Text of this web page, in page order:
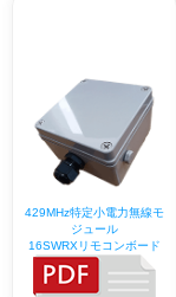
429MHz特定小電力無線モ
ジュール
16SWRXリモコンボード